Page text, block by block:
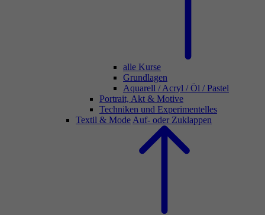
alle Kurse
Grundlagen
Aquarell / Acryl / Öl / Pastel
Portrait, Akt & Motive
Techniken und Experimentelles
Textil & Mode Auf- oder Zuklappen